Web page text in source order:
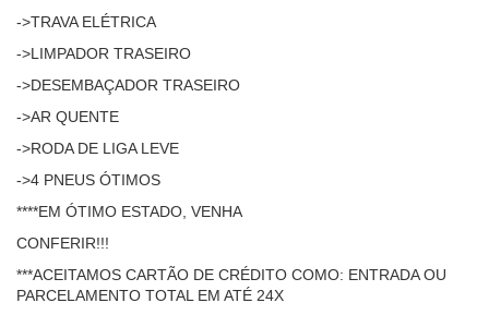
->TRAVA ELÉTRICA
->LIMPADOR TRASEIRO
->DESEMBAÇADOR TRASEIRO
->AR QUENTE
->RODA DE LIGA LEVE
->4 PNEUS ÓTIMOS
****EM ÓTIMO ESTADO, VENHA
CONFERIR!!!
***ACEITAMOS CARTÃO DE CRÉDITO COMO: ENTRADA OU
PARCELAMENTO TOTAL EM ATÉ 24X